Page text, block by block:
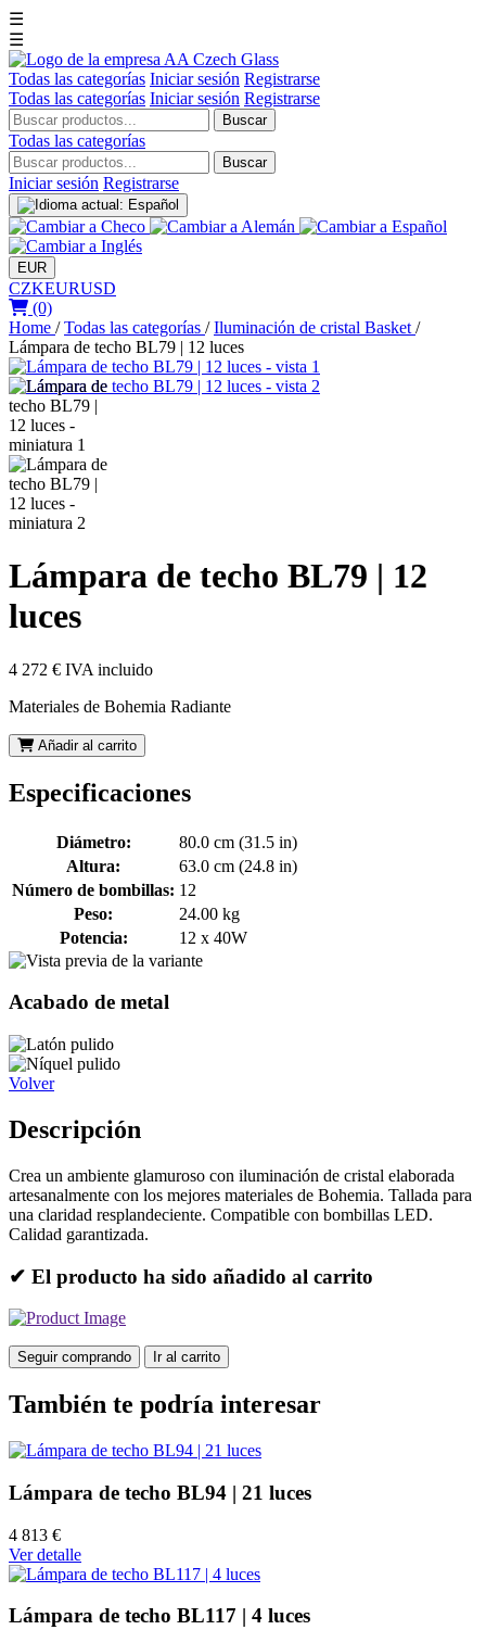
☰
☰
Todas las categorías Iniciar sesión Registrarse
Todas las categorías Iniciar sesión Registrarse
Buscar
Todas las categorías
Buscar
Iniciar sesión Registrarse
EUR
CZKEURUSD
(0)
Home / Todas las categorías / Iluminación de cristal Basket /
Lámpara de techo BL79 | 12 luces
Lámpara de techo BL79 | 12
luces
4 272 € IVA incluido
Materiales de Bohemia Radiante
Añadir al carrito
Especificaciones
Diámetro:
80.0 cm (31.5 in)
Altura:
63.0 cm (24.8 in)
Número de bombillas: 12
Peso:
24.00 kg
Potencia:
12 x 40W
Acabado de metal
Volver
Descripción
Crea un ambiente glamuroso con iluminación de cristal elaborada
artesanalmente con los mejores materiales de Bohemia. Tallada para
una claridad resplandeciente. Compatible con bombillas LED.
Calidad garantizada.
✔ El producto ha sido añadido al carrito
Seguir comprando Ir al carrito
También te podría interesar
Lámpara de techo BL94 | 21 luces
4 813 €
Ver detalle
Lámpara de techo BL117 | 4 luces